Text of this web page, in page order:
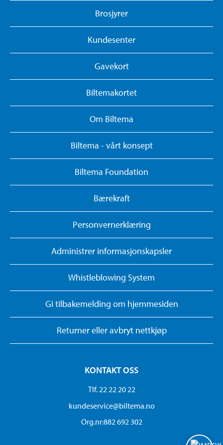
Brosjyrer
Kundesenter
Gavekort
Biltemakortet
Om Biltema
Biltema - vårt konsept
Biltema Foundation
Bærekraft
Personvernerklæring
Administrer informasjonskapsler
Whistleblowing System
Gi tilbakemelding om hjemmesiden
Returner eller avbryt nettkjøp
KONTAKT OSS
Tlf. 22 22 20 22
kundeservice@biltema.no
Org.nr:882 692 302